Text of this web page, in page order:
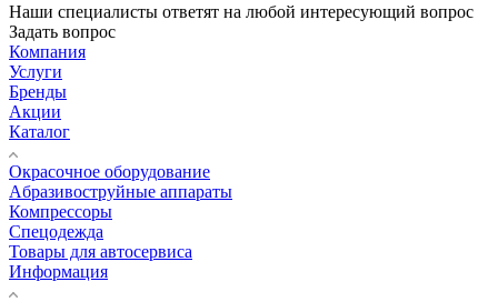
Наши специалисты ответят на любой интересующий вопрос
Задать вопрос
Компания
Услуги
Бренды
Акции
Каталог
Окрасочное оборудование
Aбразивоструйные аппараты
Компрессоры
Спецодежда
Товары для автосервиса
Информация